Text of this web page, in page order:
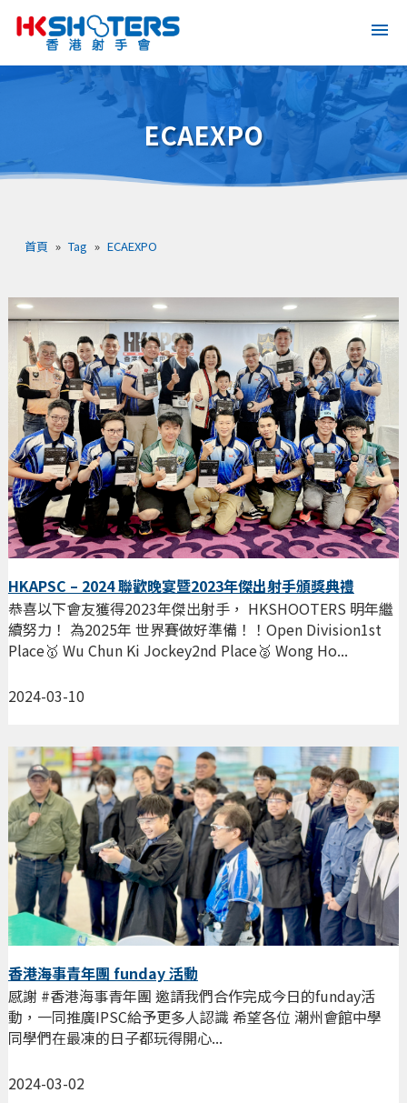
ECAEXPO
首頁 » Tag » ECAEXPO
HKAPSC – 2024 聯歡晚宴暨2023年傑出射手頒獎典禮
2024-03-10
恭喜以下會友獲得2023年傑出射手， HKSHOOTERS 明年繼
續努力！ 為2025年 世界賽做好準備！！Open Division1st
Place🥇 Wu Chun Ki Jockey2nd Place🥈 Wong Ho...
香港海事青年團 funday 活動
2024-03-02
感謝 #香港海事青年團 邀請我們合作完成今日的funday活
動，一同推廣IPSC給予更多人認識 希望各位 潮州會館中學
同學們在最凍的日子都玩得開心...